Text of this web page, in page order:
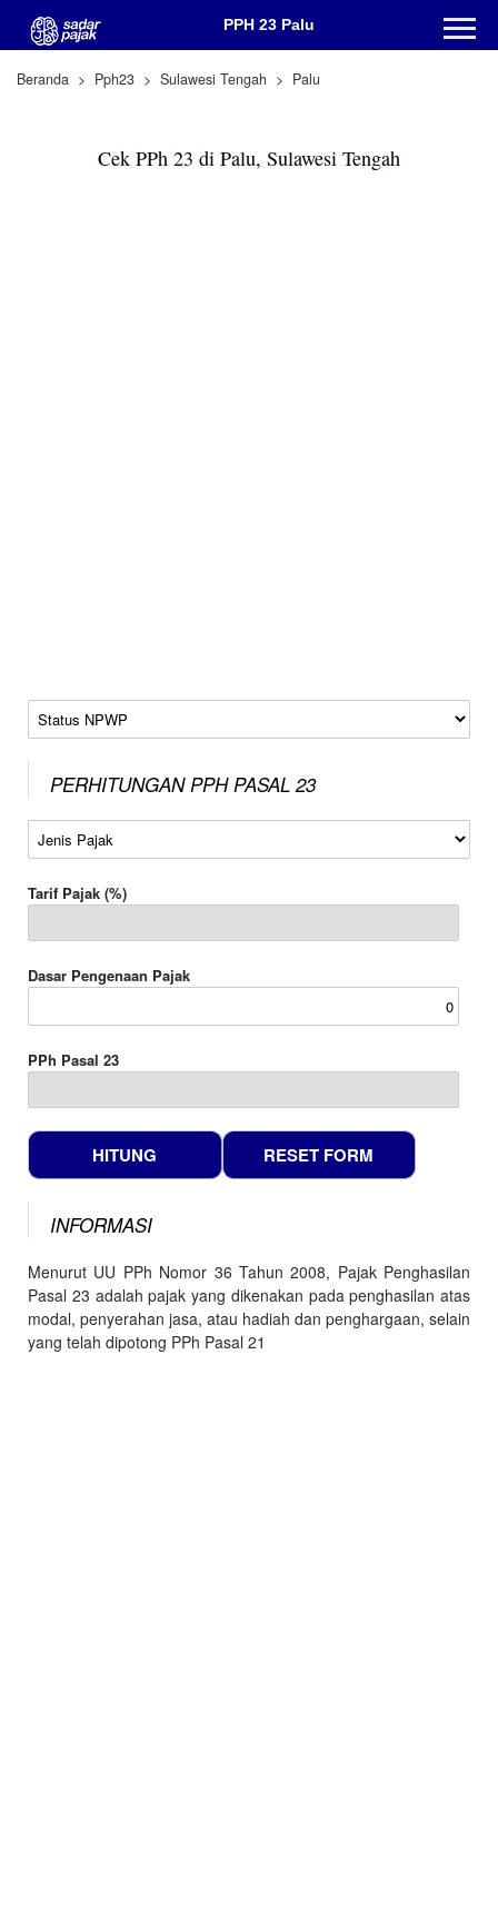
PPH 23 Palu
Beranda Pph23 Sulawesi Tengah Palu
Cek PPh 23 di Palu, Sulawesi Tengah
Status NPWP
PERHITUNGAN PPH PASAL 23
Jenis Pajak
Tarif Pajak (%)
Dasar Pengenaan Pajak
PPh Pasal 23
INFORMASI
Menurut UU PPh Nomor 36 Tahun 2008, Pajak Penghasilan
Pasal 23 adalah pajak yang dikenakan pada penghasilan atas
modal, penyerahan jasa, atau hadiah dan penghargaan, selain
yang telah dipotong PPh Pasal 21